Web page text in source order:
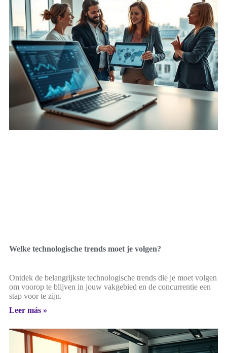
Welke technologische trends moet je volgen?
Ontdek de belangrijkste technologische trends die je moet volgen
om voorop te blijven in jouw vakgebied en de concurrentie een
stap voor te zijn.
Leer más »